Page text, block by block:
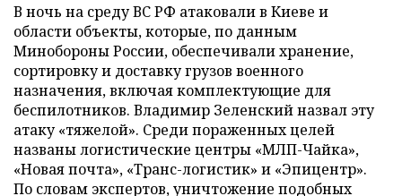
В ночь на среду ВС РФ атаковали в Киеве и
области объекты, которые, по данным
Минобороны России, обеспечивали хранение,
сортировку и доставку грузов военного
назначения, включая комплектующие для
беспилотников. Владимир Зеленский назвал эту
атаку «тяжелой». Среди пораженных целей
названы логистические центры «МЛП-Чайка»,
«Новая почта», «Транс-логистик» и «Эпицентр».
По словам экспертов, уничтожение подобных